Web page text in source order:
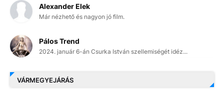
Alexander Elek
Már nézhető és nagyon jó film.
Pálos Trend
2024. január 6-án Csurka István szellemiségét idéz...
VÁRMEGYEJÁRÁS